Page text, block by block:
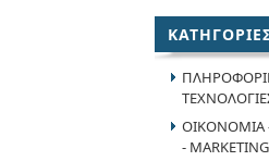
ΟΙΚΟΝΟΜΙΑ
- MARKETING